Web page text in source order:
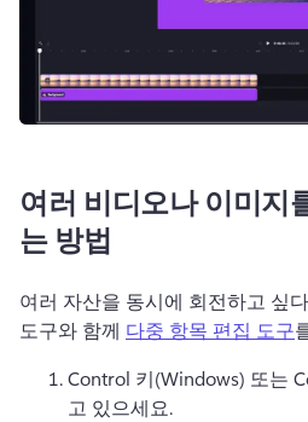
여러 비디오나 이미지
는 방법
여러 자산을 동시에 회전하고 싶
도구와 함께 다중 항목 편집 도구
Control 키(Windows) 또는
고 있으세요.